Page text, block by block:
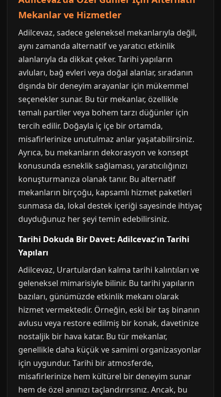
Mekanlar ve Hizmetler
Adilcevaz, sadece geleneksel mekanlarıyla değil,
aynı zamanda alternatif ve yaratıcı etkinlik
alanlarıyla da dikkat çeker. Tarihi yapıların
avluları, bağ evleri veya doğal alanlar, sıradanın
dışında bir deneyim arayanlar için mükemmel
seçenekler sunar. Bu tür mekanlar, özellikle
temalı partiler veya bohem tarzı düğünler için
tercih edilir. Doğayla iç içe bir ortamda,
misafirlerinize unutulmaz anlar yaşatabilirsiniz.
Ayrıca, bu mekanların dekorasyon ve konsept
konusunda esneklik sağlaması, yaratıcılığınızı
konuşturmanıza olanak tanır. Bu alternatif
mekanların birçoğu, kapsamlı hizmet paketleri
sunmasa da, lokal destek içeriği sayesinde ihtiyaç
duyduğunuz her şeyi temin edebilirsiniz.
Tarihi Dokuda Bir Davet: Adilcevaz’ın Tarihi
Yapıları
Adilcevaz, Urartulardan kalma tarihi kalıntıları ve
geleneksel mimarisiyle bilinir. Bu tarihi yapıların
bazıları, günümüzde etkinlik mekanı olarak
hizmet vermektedir. Örneğin, eski bir taş binanın
avlusu veya restore edilmiş bir konak, davetinize
nostaljik bir hava katar. Bu tür mekanlar,
genellikle daha küçük ve samimi organizasyonlar
için uygundur. Tarihi bir atmosferde,
misafirlerinize hem kültürel bir deneyim sunar
hem de özel anınızı taçlandırırsınız. Ancak, bu